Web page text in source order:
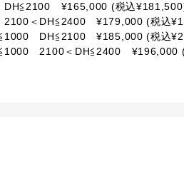
¥165,000 (税込
＜DH≦2400 ¥179,000 (税込
DH≦2100 ¥185,000 (税込
2100＜DH≦2400 ¥196,000